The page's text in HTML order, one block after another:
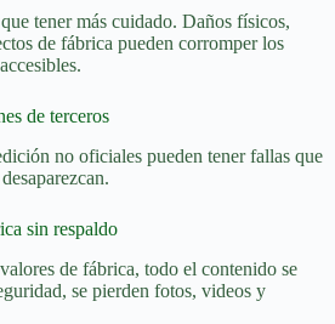
tener más cuidado. Daños físicos,
de fábrica pueden corromper los
de terceros
no oficiales pueden tener fallas que
sin respaldo
de fábrica, todo el contenido se
se pierden fotos, videos y